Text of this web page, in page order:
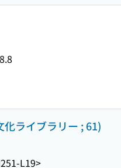
ライブラリー ; 61)
L19>